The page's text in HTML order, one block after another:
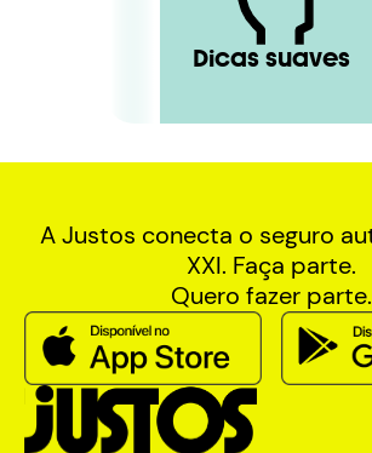
Dicas suaves
A Justos conecta o seguro
XXI. Faça parte.
Quero fazer parte.